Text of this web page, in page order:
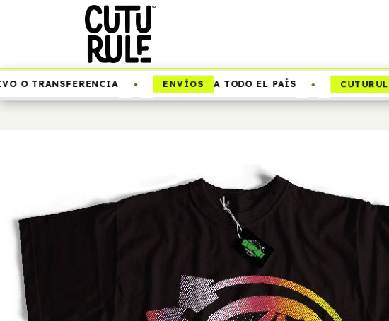
O TRANSFERENCIA ENVÍOS A TODO EL PAÍS CUTURULE